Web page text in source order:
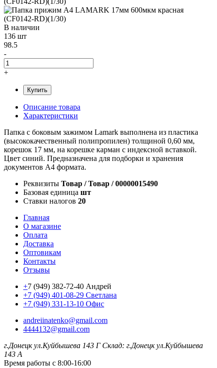
В наличии
136 шт
98.5
-
+
Купить
Описание товара
Характеристики
Папка с боковым зажимом Lamark выполнена из пластика
(высококачественный полипропилен) толщиной 0,60 мм,
корешок 17 мм, на корешке карман с индексной вставкой.
Цвет синий. Предназначена для подборки и хранения
документов А4 формата.
Реквизиты Товар / Товар / 00000015490
Базовая единица шт
Ставки налогов 20
Главная
О магазине
Оплата
Доставка
Оптовикам
Контакты
Отзывы
+7 (949) 382-72-40 Андрей
+7 (949) 401-08-29 Светлана
+7 (949) 331-13-10 Офис
andreiinatenko@gmail.com
4444132@gmail.com
г.Донецк ул.Куйбышева 143 Г Склад: г.Донецк ул.Куйбышева
143 А
Время работы с 8:00-16:00